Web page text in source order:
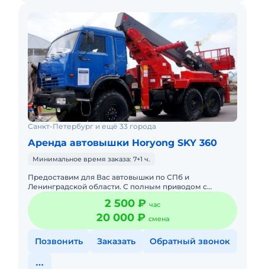
Санкт-Петербург и ещё 33 города
Аренда автовышки Horyong SKY 360
Минимальное время заказа: 7+1 ч.
Предоставим для Вас автовышки по СПб и
Ленинградской области. С полным приводом с
управлением в люльке. С телескопической стрелой:
12, 15, 18, 22, 30, 23, 35, 42 500 ₽ час
20 000 ₽ смена
Позвонить Заказать Обратный звонок